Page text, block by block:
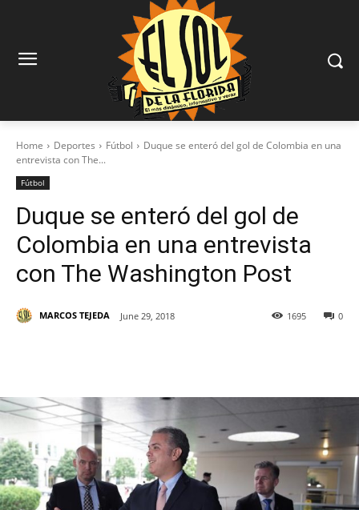
Home Deportes Fútbol
Duque se enteró del gol de Colombia en una
entrevista con The...
Fútbol
Duque se enteró del gol de
Colombia en una entrevista
con The Washington Post
MARCOS TEJEDA June 29, 2018 0
1695